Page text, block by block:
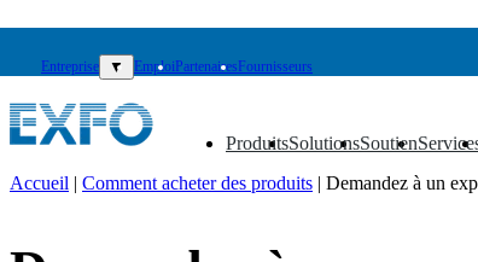
Entreprise ▼ EmploiPartenairesFournisseurs
Produits
▼ Solutions
▼ Soutien
▼ ▼
Produits
Accueil | Comment acheter des produits | Demandez à un